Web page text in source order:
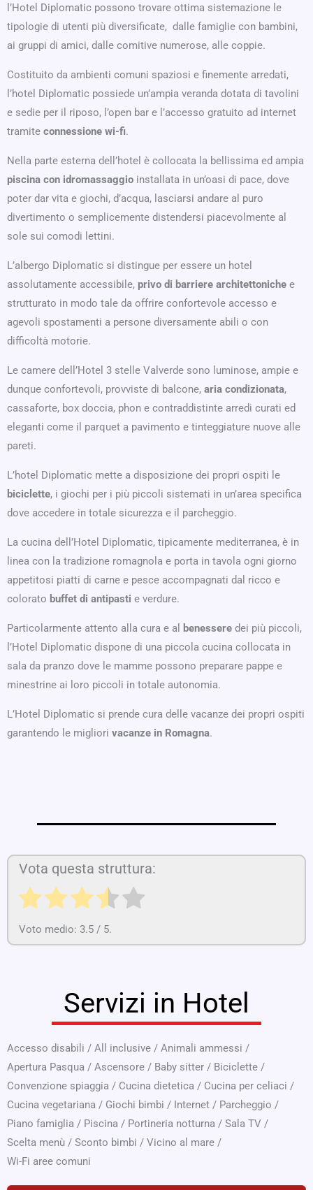
l’Hotel Diplomatic possono trovare ottima sistemazione le
tipologie di utenti più diversificate, dalle famiglie con bambini,
ai gruppi di amici, dalle comitive numerose, alle coppie.
Costituito da ambienti comuni spaziosi e finemente arredati,
l’hotel Diplomatic possiede un’ampia veranda dotata di tavolini
e sedie per il riposo, l’open bar e l’accesso gratuito ad internet
tramite connessione wi-fi.
Nella parte esterna dell’hotel è collocata la bellissima ed ampia
piscina con idromassaggio installata in un’oasi di pace, dove
poter dar vita e giochi, d’acqua, lasciarsi andare al puro
divertimento o semplicemente distendersi piacevolmente al
sole sui comodi lettini.
L’albergo Diplomatic si distingue per essere un hotel
assolutamente accessibile, privo di barriere architettoniche e
strutturato in modo tale da offrire confortevole accesso e
agevoli spostamenti a persone diversamente abili o con
difficoltà motorie.
Le camere dell’Hotel 3 stelle Valverde sono luminose, ampie e
dunque confortevoli, provviste di balcone, aria condizionata,
cassaforte, box doccia, phon e contraddistinte arredi curati ed
eleganti come il parquet a pavimento e tinteggiature nuove alle
pareti.
L’hotel Diplomatic mette a disposizione dei propri ospiti le
biciclette, i giochi per i più piccoli sistemati in un’area specifica
dove accedere in totale sicurezza e il parcheggio.
La cucina dell’Hotel Diplomatic, tipicamente mediterranea, è in
linea con la tradizione romagnola e porta in tavola ogni giorno
appetitosi piatti di carne e pesce accompagnati dal ricco e
colorato buffet di antipasti e verdure.
Particolarmente attento alla cura e al benessere dei più piccoli,
l’Hotel Diplomatic dispone di una piccola cucina collocata in
sala da pranzo dove le mamme possono preparare pappe e
minestrine ai loro piccoli in totale autonomia.
L’Hotel Diplomatic si prende cura delle vacanze dei propri ospiti
garantendo le migliori vacanze in Romagna.
Vota questa struttura:
Voto medio: 3.5 / 5.
Servizi in Hotel
Accesso disabili / All inclusive / Animali ammessi /
Apertura Pasqua / Ascensore / Baby sitter / Biciclette /
Convenzione spiaggia / Cucina dietetica / Cucina per celiaci /
Cucina vegetariana / Giochi bimbi / Internet / Parcheggio /
Piano famiglia / Piscina / Portineria notturna / Sala TV /
Scelta menù / Sconto bimbi / Vicino al mare /
Wi-Fi aree comuni